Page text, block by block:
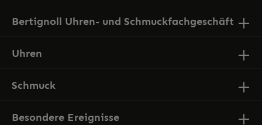
Bertignoll Uhren- und Schmuckfachgeschäft
Uhren
Schmuck
Besondere Ereignisse